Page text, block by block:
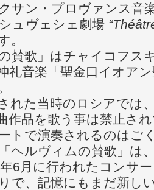
サン・プロヴァンス音
ュヴェシェ劇場
。
賛歌」はチャイコフス
礼音楽「聖金口イオア
れた当時のロシアでは
作品を歌う事は禁止さ
トで演奏されるのはご
ヘルヴィムの賛歌」は
6月に行われたコンサ
で、記憶にもまだ新し